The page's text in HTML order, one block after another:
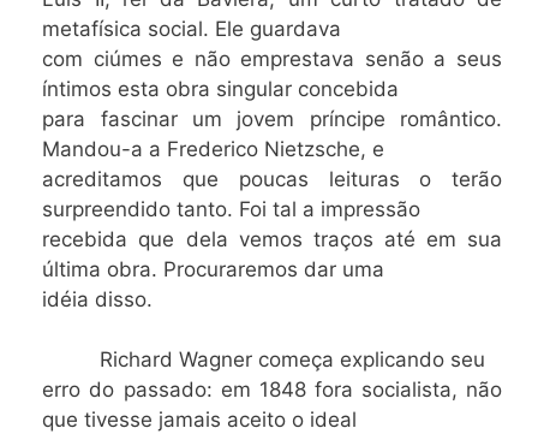
metafísica social. Ele guardava
com ciúmes e não emprestava senão a seus
íntimos esta obra singular concebida
para fascinar um jovem príncipe romântico.
Mandou-a a Frederico Nietzsche, e
acreditamos que poucas leituras o terão
surpreendido tanto. Foi tal a impressão
recebida que dela vemos traços até em sua
última obra. Procuraremos dar uma
idéia disso.
Richard Wagner começa explicando seu
erro do passado: em 1848 fora socialista, não
que tivesse jamais aceito o ideal